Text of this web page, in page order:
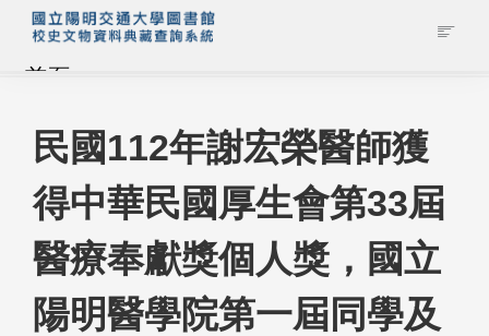
首頁
藏品查詢
校史館簡介
藏品清單全覽
資料調閱申請
民國112年謝宏榮醫師獲
得中華民國厚生會第33屆
醫療奉獻獎個人獎，國立
陽明醫學院第一屆同學及